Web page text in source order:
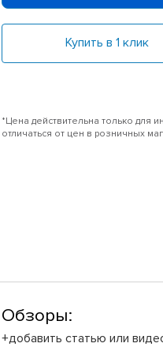
Купить в 1 клик
*Цена действительна только для
отличаться от цен в розничных
Обзоры:
+добавить статью или